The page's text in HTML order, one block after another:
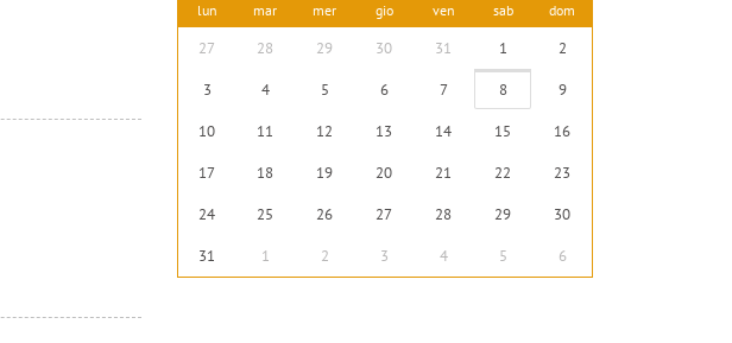
lun mar mer gio ven sab dom
27 28 29 30 31 1 2
3 4 5 6 7 8 9
10 11 12 13 14 15 16
17 18 19 20 21 22 23
24 25 26 27 28 29 30
31 1 2 3 4 5 6